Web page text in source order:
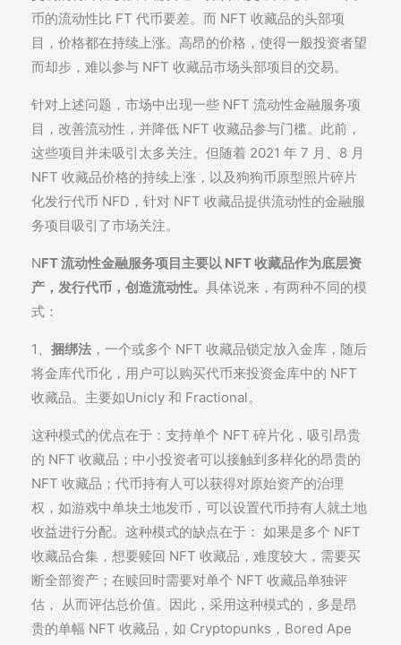
币的流动性比 FT 代币要差。而 NFT 收藏品的头部项
目，价格都在持续上涨。高昂的价格，使得一般投资者望
而却步，难以参与 NFT 收藏品市场头部项目的交易。
针对上述问题，市场中出现一些 NFT 流动性金融服务项
目，改善流动性，并降低 NFT 收藏品参与门槛。此前，
这些项目并未吸引太多关注。但随着 2021 年 7 月、8 月
NFT 收藏品价格的持续上涨，以及狗狗币原型照片碎片
化发行代币 NFD，针对 NFT 收藏品提供流动性的金融服
务项目吸引了市场关注。
NFT 流动性金融服务项目主要以 NFT 收藏品作为底层资
产，发行代币，创造流动性。 具体说来，有两种不同的模
式：
1、 捆绑法 ，一个或多个 NFT 收藏品锁定放入金库，随后
将金库代币化，用户可以购买代币来投资金库中的 NFT
收藏品。主要如Unicly 和 Fractional。
这种模式的优点在于：支持单个 NFT 碎片化，吸引昂贵
的 NFT 收藏品；中小投资者可以接触到多样化的昂贵的
NFT 收藏品；代币持有人可以获得对原始资产的治理
权，如游戏中单块土地发币，可以设置代币持有人就土地
收益进行分配。这种模式的缺点在于： 如果是多个 NFT
收藏品合集，想要赎回 NFT 收藏品，难度较大，需要买
断全部资产；在赎回时需要对单个 NFT 收藏品单独评
估， 从而评估总价值。因此，采用这种模式的，多是昂
贵的单幅 NFT 收藏品，如 Cryptopunks，Bored Ape